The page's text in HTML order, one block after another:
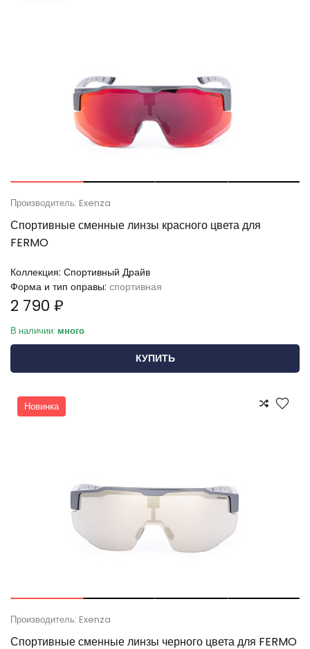
Производитель: Exenza
Спортивные сменные линзы красного цвета для
FERMO
Коллекция: Спортивный Драйв
Форма и тип оправы: спортивная
2 790 ₽
В наличии: много
КУПИТЬ
Новинка
Производитель: Exenza
Спортивные сменные линзы черного цвета для FERMO